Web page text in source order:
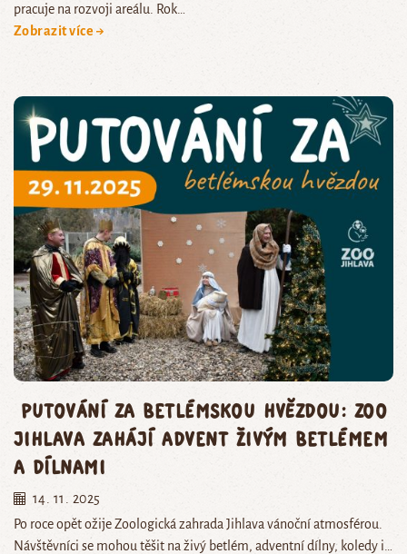
pracuje na rozvoji areálu. Rok…
Zobrazit více →
Putování za betlémskou hvězdou: Zoo
Jihlava zahájí advent živým betlémem
a dílnami
14. 11. 2025
Po roce opět ožije Zoologická zahrada Jihlava vánoční atmosférou.
Návštěvníci se mohou těšit na živý betlém, adventní dílny, koledy i…